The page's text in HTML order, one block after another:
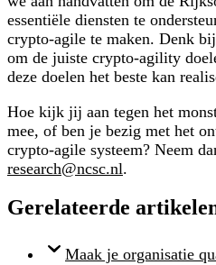
essentiële diensten te
crypto-agile te maken. Denk
om de juiste crypto-agility
deze doelen het beste kan
Hoe kijk jij aan tegen het
mee, of ben je bezig met het
crypto-agile systeem? Neem
research@ncsc.nl.
Gerelateerde
Maak je organisatie